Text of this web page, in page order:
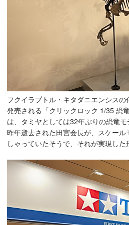
フクイラプトル・キタダニエンシスの
発売される「クリックロック 1/35 恐
は、タミヤとしては32年ぶりの恐竜モ
昨年逝去された田宮会長が、スケー
しゃっていたそうで、それが実現した